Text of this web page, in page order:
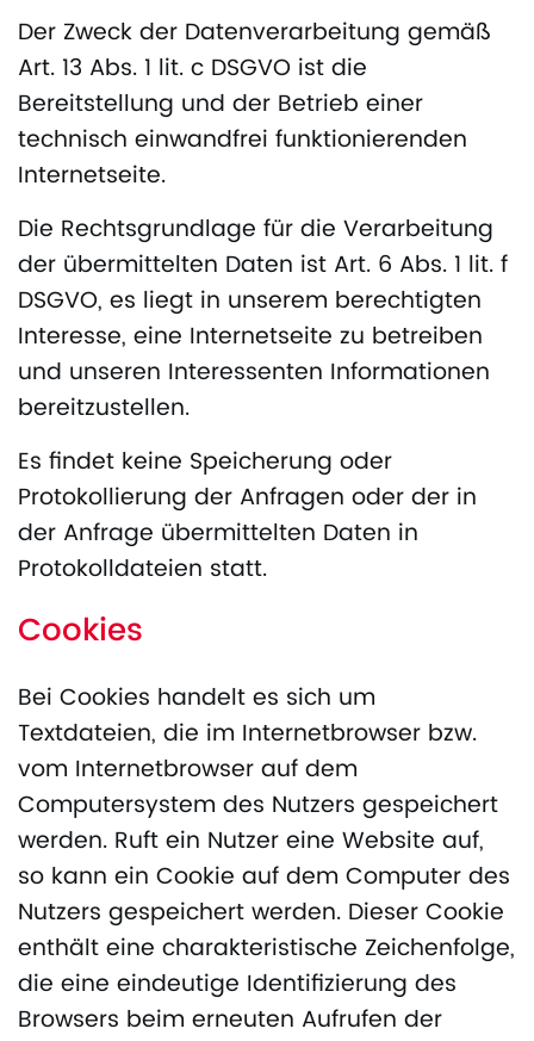
Der Zweck der Datenverarbeitung gemäß
Art. 13 Abs. 1 lit. c DSGVO ist die
Bereitstellung und der Betrieb einer
technisch einwandfrei funktionierenden
Internetseite.
Die Rechtsgrundlage für die Verarbeitung
der übermittelten Daten ist Art. 6 Abs. 1 lit. f
DSGVO, es liegt in unserem berechtigten
Interesse, eine Internetseite zu betreiben
und unseren Interessenten Informationen
bereitzustellen.
Es findet keine Speicherung oder
Protokollierung der Anfragen oder der in
der Anfrage übermittelten Daten in
Protokolldateien statt.
Cookies
Bei Cookies handelt es sich um
Textdateien, die im Internetbrowser bzw.
vom Internetbrowser auf dem
Computersystem des Nutzers gespeichert
werden. Ruft ein Nutzer eine Website auf,
so kann ein Cookie auf dem Computer des
Nutzers gespeichert werden. Dieser Cookie
enthält eine charakteristische Zeichenfolge,
die eine eindeutige Identifizierung des
Browsers beim erneuten Aufrufen der